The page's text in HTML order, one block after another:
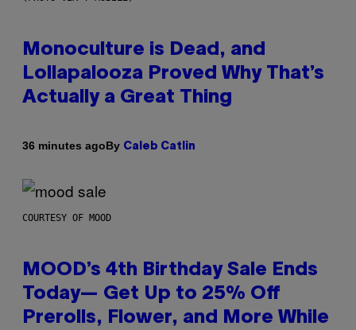
Monoculture is Dead, and
Lollapalooza Proved Why That’s
Actually a Great Thing
36 minutes agoBy Caleb Catlin
COURTESY OF MOOD
MOOD’s 4th Birthday Sale Ends
Today— Get Up to 25% Off
Prerolls, Flower, and More While